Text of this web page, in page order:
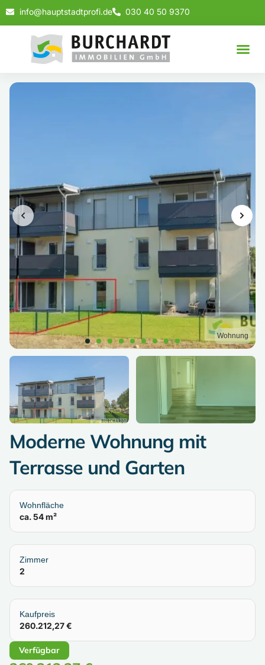
info@hauptstadtprofi.de 030 40 50 9370
Wohnung
Moderne Wohnung mit
Terrasse und Garten
Wohnfläche
ca. 54 m²
Zimmer
2
Kaufpreis
260.212,27 €
Verfügbar